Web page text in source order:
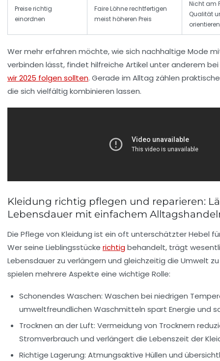
Preise richtig
einordnen
Faire Löhne rechtfertigen
meist höheren Preis
Nicht am
Qualität
orientieren
Wer mehr erfahren möchte, wie sich nachhaltige Mode
verbinden lässt, findet hilfreiche Artikel unter anderem bei
wir 2025 folgen sollten. Gerade im Alltag zählen
die sich vielfältig kombinieren lassen.
Kleidung richtig pflegen und reparieren:
Lebensdauer mit einfachem
Die Pflege von Kleidung ist ein oft unterschätzter Hebel
Wer seine Lieblingsstücke richtigbehandelt, trägt
Lebensdauer zu verlängern und gleichzeitig die Umwelt
spielen mehrere Aspekte eine wichtige Rolle:
Schonendes Waschen: Waschen bei niedrigen
umweltfreundlichen Waschmitteln spart Energie und
Trocknen an der Luft: Vermeidung von Trocknern
Stromverbrauch und verlängert die Lebenszeit der
Richtige Lagerung: Atmungsaktive Hüllen und